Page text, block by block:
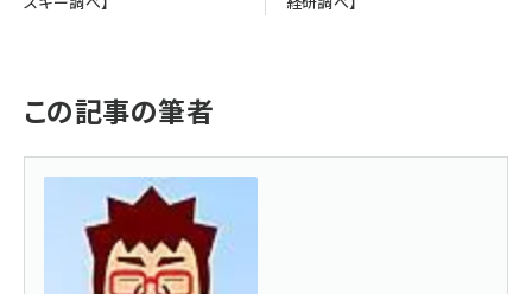
この記事の筆者